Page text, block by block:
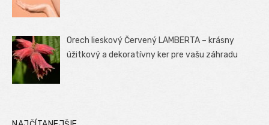
Orech lieskový Červený LAMBERTA – krásny
úžitkový a dekoratívny ker pre vašu záhradu